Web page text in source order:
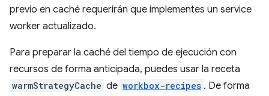
previo en caché requerirán que implementes un service
worker actualizado.
Para preparar la caché del tiempo de ejecución con
recursos de forma anticipada, puedes usar la receta
warmStrategyCache de workbox-recipes . De forma